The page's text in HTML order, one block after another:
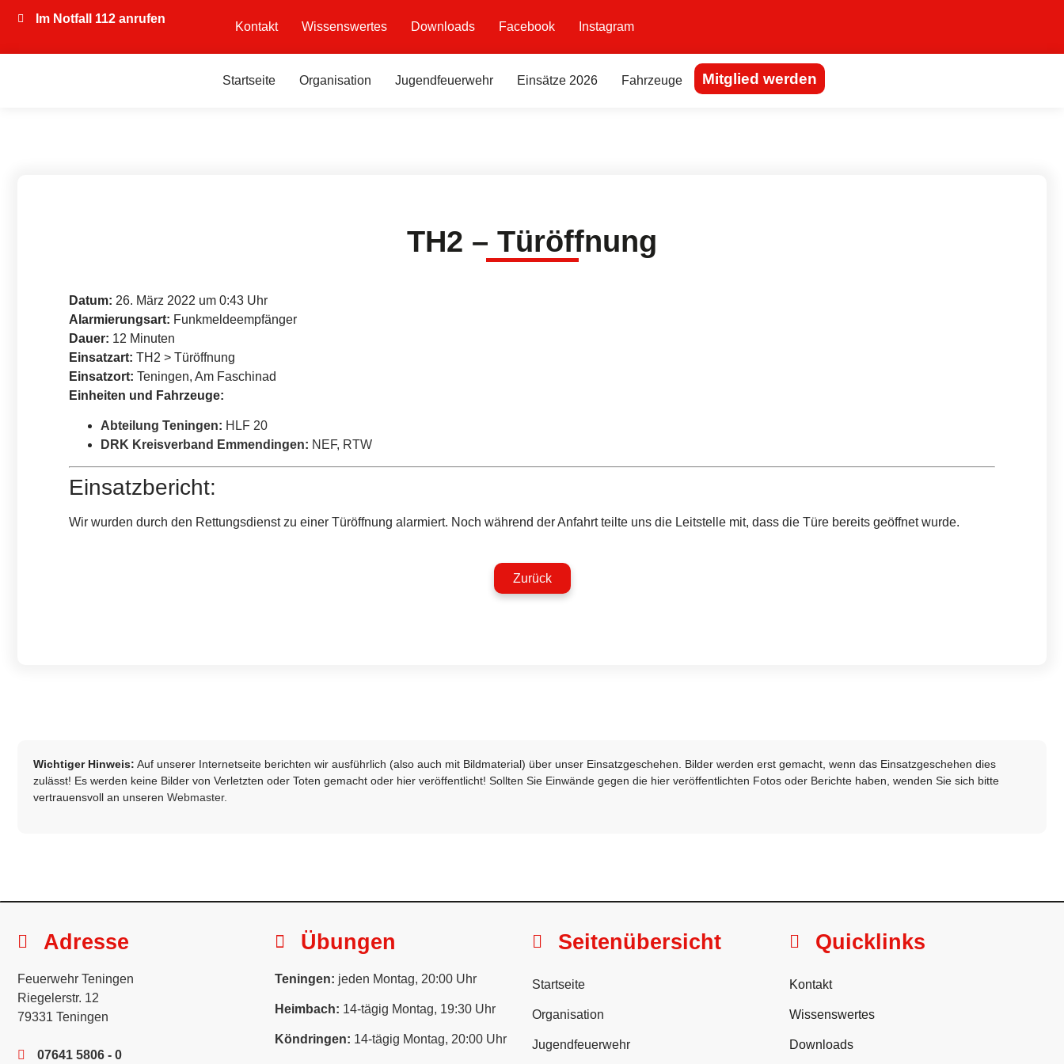
Im Notfall 112 anrufen
Kontakt Wissenswertes Downloads Facebook Instagram
Startseite Organisation Jugendfeuerwehr Einsätze 2026 Fahrzeuge Mitglied werden
TH2 – Türöffnung
Datum: 26. März 2022 um 0:43 Uhr
Alarmierungsart: Funkmeldeempfänger
Dauer: 12 Minuten
Einsatzart: TH2 > Türöffnung
Einsatzort: Teningen, Am Faschinad
Einheiten und Fahrzeuge:
Abteilung Teningen: HLF 20
DRK Kreisverband Emmendingen: NEF, RTW
Einsatzbericht:
Wir wurden durch den Rettungsdienst zu einer Türöffnung alarmiert. Noch während der Anfahrt teilte uns die Leitstelle mit, dass die Türe bereits geöffnet wurde.
Zurück
Wichtiger Hinweis: Auf unserer Internetseite berichten wir ausführlich (also auch mit Bildmaterial) über unser Einsatzgeschehen. Bilder werden erst gemacht, wenn das Einsatzgeschehen dies
zulässt! Es werden keine Bilder von Verletzten oder Toten gemacht oder hier veröffentlicht! Sollten Sie Einwände gegen die hier veröffentlichten Fotos oder Berichte haben, wenden Sie sich bitte
vertrauensvoll an unseren Webmaster.
Adresse
Feuerwehr Teningen
Riegelerstr. 12
79331 Teningen
07641 5806 - 0
Übungen
Teningen: jeden Montag, 20:00 Uhr
Heimbach: 14-tägig Montag, 19:30 Uhr
Köndringen: 14-tägig Montag, 20:00 Uhr
Seitenübersicht
Startseite
Organisation
Jugendfeuerwehr
Quicklinks
Kontakt
Wissenswertes
Downloads